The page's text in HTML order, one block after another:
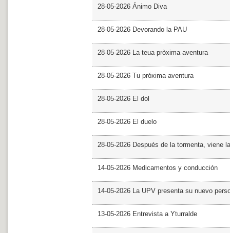
28-05-2026 Ánimo Diva
28-05-2026 Devorando la PAU
28-05-2026 La teua pròxima aventura
28-05-2026 Tu próxima aventura
28-05-2026 El dol
28-05-2026 El duelo
28-05-2026 Después de la tormenta, viene
14-05-2026 Medicamentos y conducción
14-05-2026 La UPV presenta su nuevo
13-05-2026 Entrevista a Yturralde